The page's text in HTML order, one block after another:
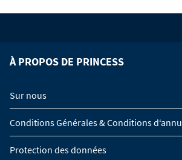
À PROPOS DE PRINCESS
Sur nous
Conditions Générales & Conditions
Protection des données